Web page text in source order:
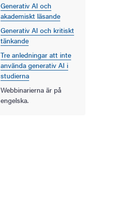
Generativ AI och
akademiskt läsande
Generativ AI och kritiskt
tänkande
Tre anledningar att inte
använda generativ AI i
studierna
Webbinarierna är på
engelska.